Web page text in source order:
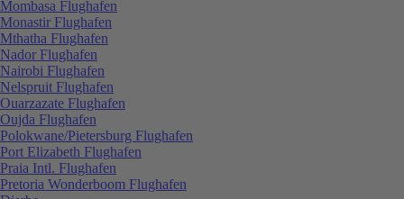
Mombasa Flughafen
Monastir Flughafen
Mthatha Flughafen
Nador Flughafen
Nairobi Flughafen
Nelspruit Flughafen
Ouarzazate Flughafen
Oujda Flughafen
Polokwane/Pietersburg Flughafen
Port Elizabeth Flughafen
Praia Intl. Flughafen
Pretoria Wonderboom Flughafen